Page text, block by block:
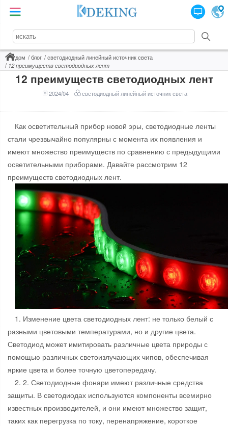
дом блог
светодиодный линейный источник света
12 преимуществ светодиодных лент
12 преимуществ светодиодных лент
2024/04 светодиодный линейный источник света
Как осветительный прибор новой эры, светодиодные ленты
стали чрезвычайно популярны с момента их появления и
имеют множество преимуществ по сравнению с предыдущими
осветительными приборами. Давайте рассмотрим 12
преимуществ светодиодных лент.
1. Изменение цвета светодиодных лент: не только белый с
разными цветовыми температурами, но и другие цвета.
Светодиод может имитировать различные цвета природы с
помощью различных светоизлучающих чипов, обеспечивая
яркие цвета и более точную цветопередачу.
2. 2. Светодиодные фонари имеют различные средства
защиты. В светодиодах используются компоненты всемирно
известных производителей, и они имеют множество защит,
таких как перегрузка по току, перенапряжение, короткое